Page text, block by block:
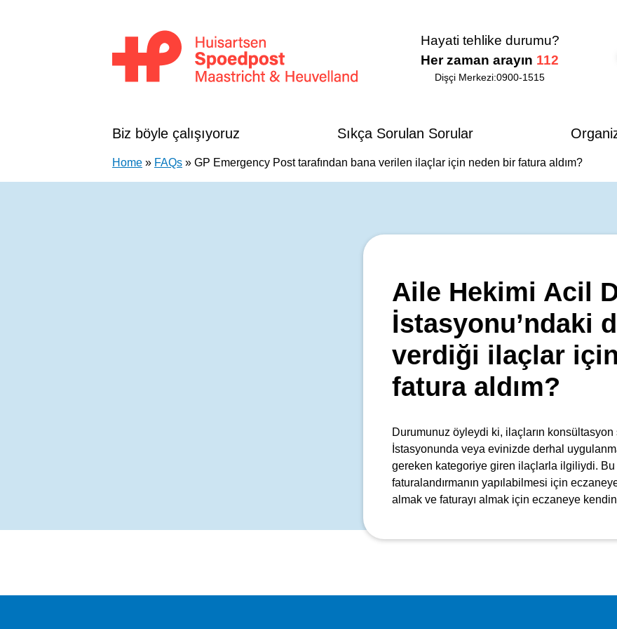
Hayati tehlike durumu?
Her zaman arayın 112
Dişçi Merkezi:0900-1515
Biz böyle çalışıyoruz Sıkça Sorulan Sorular
Home » FAQs » GP Emergency Post tarafından bana verilen ilaçlar için neden bir fatura aldım?
Aile Hekimi Acil
İstasyonu’ndaki
verdiği ilaçlar
fatura aldım?
Durumunuz öyleydi ki, ilaçların konsültasyon
İstasyonunda veya evinizde derhal
gereken kategoriye giren ilaçlarla ilgiliydi.
faturalandırmanın yapılabilmesi için
almak ve faturayı almak için eczaneye